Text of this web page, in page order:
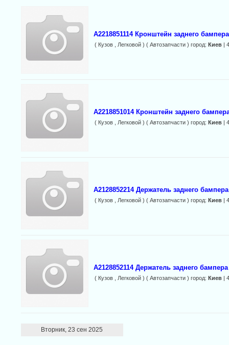
A2218851114 Кронштейн заднего
( Кузов , Легковой ) ( Автозапчасти ) город: Киев|
A2218851014 Кронштейн заднего
( Кузов , Легковой ) ( Автозапчасти ) город: Киев|
A2128852214 Держатель заднего
( Кузов , Легковой ) ( Автозапчасти ) город: Киев|
A2128852114 Держатель заднего
( Кузов , Легковой ) ( Автозапчасти ) город: Киев|
Вторник, 23 сен 2025